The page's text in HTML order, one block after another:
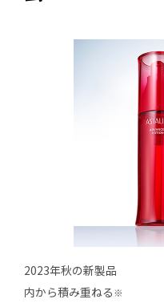
2023年秋の新製品
内から積み重ねる※